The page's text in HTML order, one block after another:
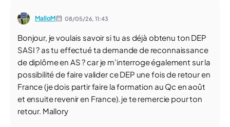
MalloM 08/05/26,11:43
Bonjour, je voulais savoir si tu as déjà obtenu ton DEP
SASI ? as tu effectué ta demande de reconnaissance
de diplôme en AS ? car je m'interroge également sur la
possibilité de faire valider ce DEP une fois de retour en
France (je dois partir faire la formation au Qc en août
et ensuite revenir en France). je te remercie pour ton
retour. Mallory